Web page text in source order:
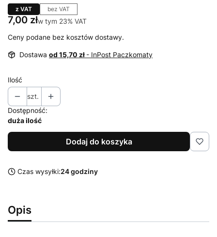
z VAT bez VAT
Cena
7,00 złw tym 23% VAT
w tym 23% VAT
Ceny podane bez kosztów dostawy.
Dostawa od 15,70 zł - InPost Paczkomaty
Ilość
szt.
Dostępność:
duża ilość
Dodaj do koszyka
Czas wysyłki:24 godziny
Opis